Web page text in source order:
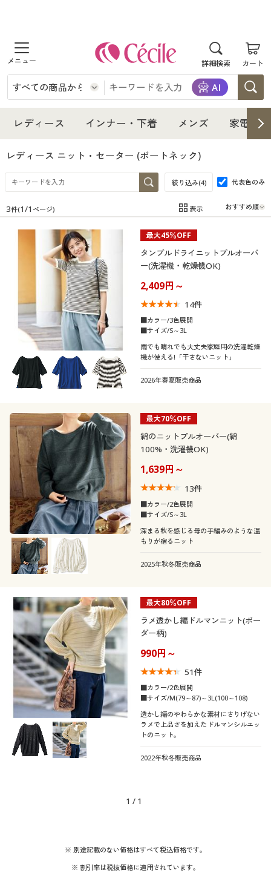
詳細検索 カート
商品を探す
レディース
レディースファッション
女性下着
インナー・下着
インナー・下着通販すべて
女性下着
メンズ下着
ジュニア・ティーンズ下着
メンズ
メンズ通販すべて
メンズファッション
メンズ下着
家電・雑貨
家電・雑貨すべて
キッチン・雑貨・日用品
寝具・インテリア・家具
寝具・インテリア・家具通販すべて
寝具・ベッド
カーテン・ラグ・ファブリック
美容・健康
美容・健康通販すべて
美容・健康・サプリメント
制服・スクール
制服・スクールすべて
制服・学生服
ジュニア・ティーンズ下着
大きいサイズ
大きいサイズ通販すべて
大きいサイズ レディース服
大きいサイズ レディース下着
大きいサイズ メンズ
大きいサイズ 事務・制服
バーゲン
バーゲンセール
シークレットセール
詳細検索
商品カテゴリ一覧
カタログ
カタログ・チラシからのご注文
デジタルカタログ
カタログ無料プレゼント
会員メニュー
マイページ
閲覧履歴
お気に入り
サポート
ご利用ガイド
よくある質問とお問い合わせ
レディース インナー・下着 メンズ 家電・
レディース ニット・セーター (ボートネック)
絞り込み(4) 代表色のみ
在庫 在庫のある商品のみ表示
口コミ
(4〜4.9)
レディースサ
イズ
S M LL 3L
こだわり条件
で絞り込む
柄・デザイン
ボーダー 無地
スリット
襟・ネック
ハイネック Ｖネック
クルーネック・丸首
袖
長袖
素材
コットン・綿100 ナイロン
機能・特徴
ウォッシャブル(洗
える)
テイスト
エレガント フェミニン
着用感
3件(1/1 ページ) 表示
最大45％OFF
タンブルドライニットプルオーバ
ー(洗濯機・乾燥機OK)
2,409円～
14件
■カラー/3色展開
■サイズ/S～3L
雨でも晴れでも大丈夫家庭用の洗濯乾燥
機が使える!「干さないニット」
2026年春夏販売商品
最大70％OFF
綿のニットプルオーバー(綿
100%・洗濯機OK)
1,639円～
13件
■カラー/2色展開
■サイズ/S～3L
深まる秋を感じる母の手編みのような温
もりが宿るニット
2025年秋冬販売商品
最大80％OFF
ラメ透かし編ドルマンニット(ボー
ダー柄)
990円～
51件
■カラー/2色展開
■サイズ/M(79～87)～3L(100～108)
透かし編のやわらかな素材にさりげない
ラメで上品さを加えたドルマンシルエッ
トのニット。
2022年秋冬販売商品
1 / 1
※ 別途記載のない価格はすべて税込価格です。
※ 割引率は税抜価格に適用されています。